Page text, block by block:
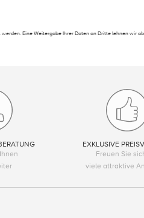
Eine Weitergabe Ihrer Daten an Dritte lehnen wir
EXKLUSIVE
Freuen Sie
viele attraktive